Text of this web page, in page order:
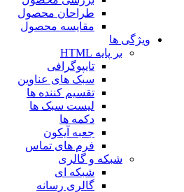
طراحان محصول
مقایسه محصول
ویژگی ها
بر پایه HTML
تایپوگرافی
سبک های عناوین
تقسیم کننده ها
لیست سبک ها
دکمه ها
جعبه آیکون
فرم های تماس
شبکه و گالری
شبکه ای
گالری رسانه